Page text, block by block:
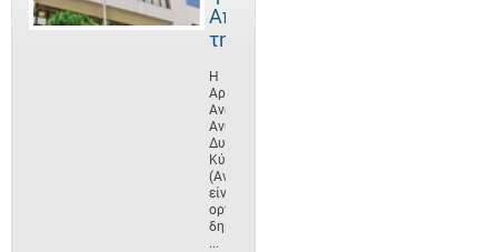
Αποστολή
της
Η
Αρχή
Ανάπτυξης
Ανθρώπινου
Δυναμικού
Κύπρου
(ΑνΑΔ)
είναι
οργανισμός
δημοσίου
...